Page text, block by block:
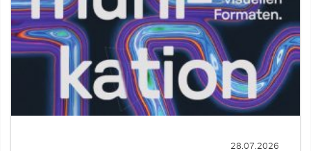
28.07.2026